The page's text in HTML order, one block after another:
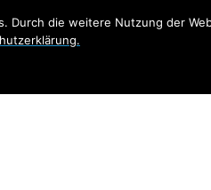
RHEINSCHWIMMEN
die weitere Nutzung der